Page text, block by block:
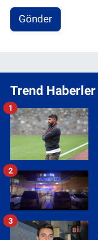
Gönder
Trend Haberler
1
2
3